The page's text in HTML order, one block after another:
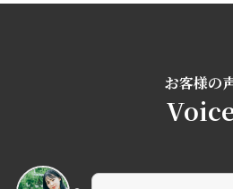
お客様の